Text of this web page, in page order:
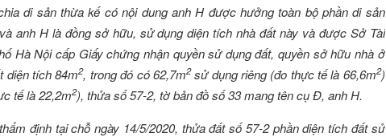
di sản thừa kế có nội dung anh H được hưởng toàn bộ phần di sản
anh H là đồng sở hữu, sử dụng diện tích nhà đất này và được Sở Tài
Hà Nội cấp Giấy chứng nhận quyền sử dụng đất, quyền sở hữu nhà ở
diện tích 84m2, trong đó có 62,7m2sử dụng riêng (đo thực tế là 66,6m2)
tế là 22,2m2), thửa số 57-2, tờ bản đồ số 33 mang tên cụ Đ, anh H.
định tại chỗ ngày 14/5/2020, thửa đất số 57-2 phần diện tích đất sử